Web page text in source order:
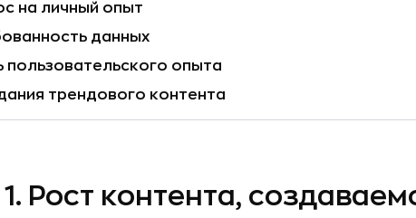
на личный опыт
данных
опыта
трендового контента
Рост контента,